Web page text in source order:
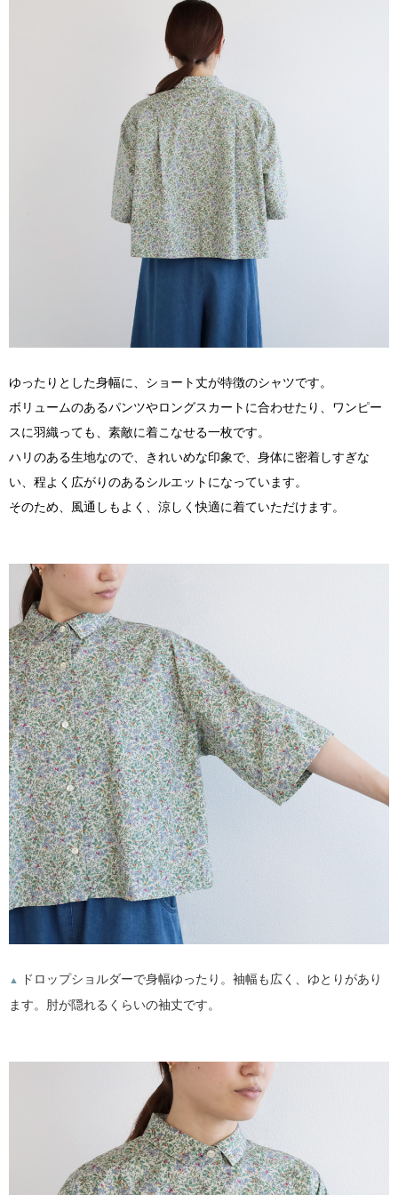
ゆったりとした身幅に、ショート丈が特徴のシャツです。
ボリュームのあるパンツやロングスカートに合わせたり、ワンピー
スに羽織っても、素敵に着こなせる一枚です。
ハリのある生地なので、きれいめな印象で、身体に密着しすぎな
い、程よく広がりのあるシルエットになっています。
そのため、風通しもよく、涼しく快適に着ていただけます。
▲
ドロップショルダーで身幅ゆったり。袖幅も広く、ゆとりがあり
ます。肘が隠れるくらいの袖丈です。